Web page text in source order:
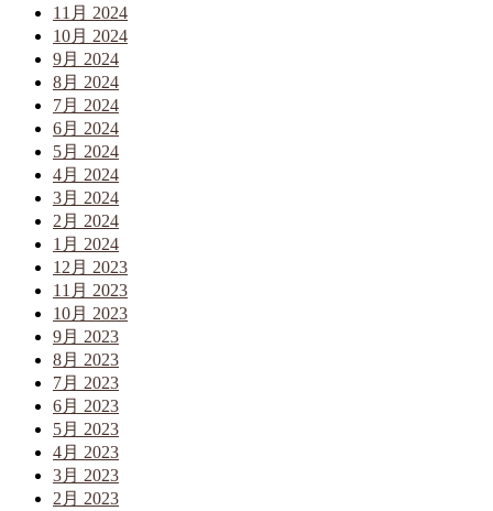
11月 2024
10月 2024
9月 2024
8月 2024
7月 2024
6月 2024
5月 2024
4月 2024
3月 2024
2月 2024
1月 2024
12月 2023
11月 2023
10月 2023
9月 2023
8月 2023
7月 2023
6月 2023
5月 2023
4月 2023
3月 2023
2月 2023